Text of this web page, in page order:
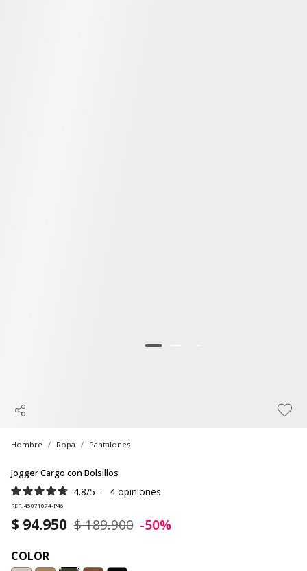
Hombre Ropa Pantalones
Jogger Cargo con Bolsillos
4.8/5 - 4 opiniones
REF. 45071074-P46
$ 94.950 $ 189.900 -50%
COLOR